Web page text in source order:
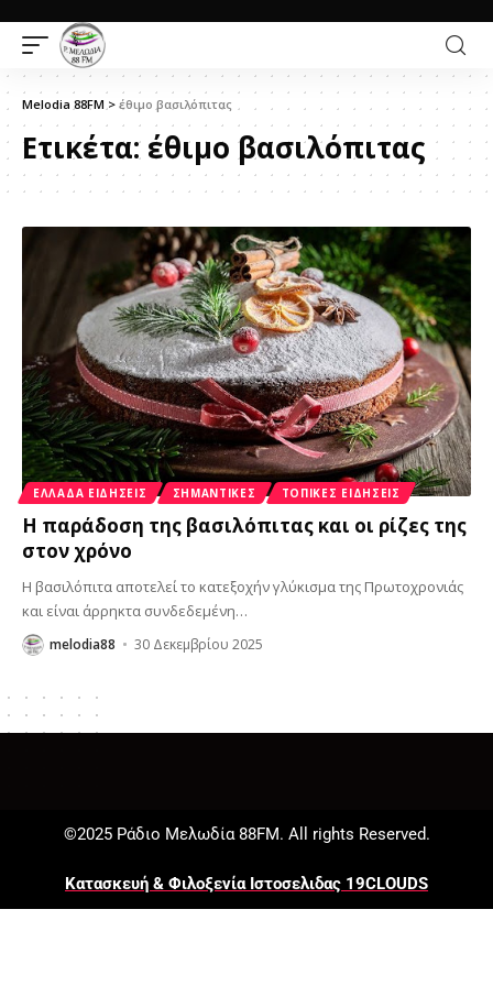
Melodia 88FM > έθιμο βασιλόπιτας
Ετικέτα:έθιμο βασιλόπιτας
ΕΛΛΆΔΑ ΕΙΔΉΣΕΙΣ ΣΗΜΑΝΤΙΚΈΣ ΤΟΠΙΚΈΣ ΕΙΔΉΣΕΙΣ
Η παράδοση της βασιλόπιτας και οι ρίζες της
στον χρόνο
Η βασιλόπιτα αποτελεί το κατεξοχήν γλύκισμα της Πρωτοχρονιάς
και είναι άρρηκτα συνδεδεμένη…
melodia88 30 Δεκεμβρίου 2025
©2025 Ράδιο Μελωδία 88FM. All rights Reserved.
Κατασκευή & Φιλοξενία Ιστοσελιδας 19CLOUDS